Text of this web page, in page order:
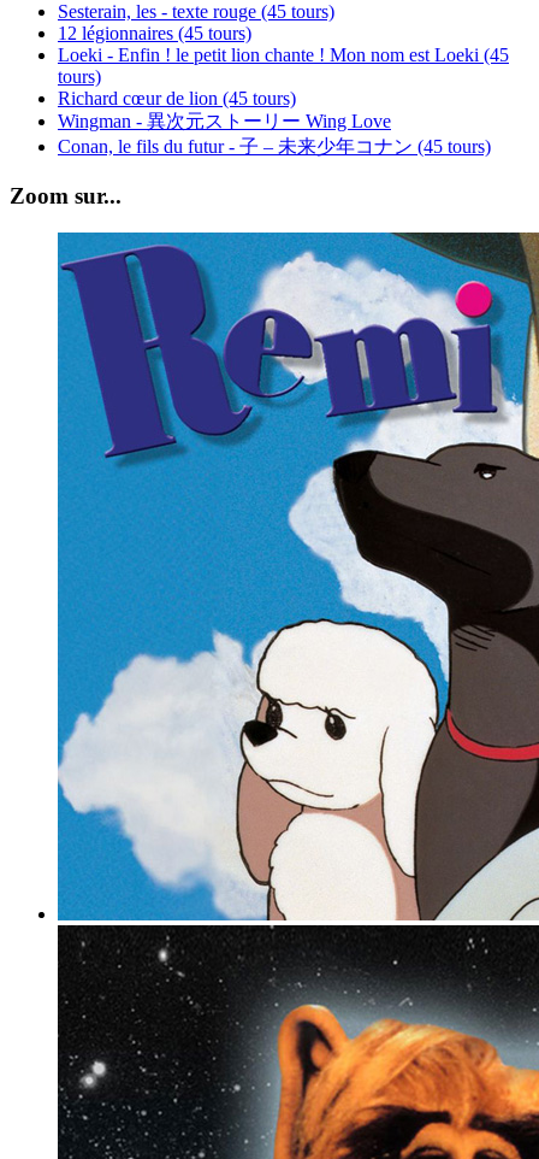
Sesterain, les - texte rouge (45 tours)
12 légionnaires (45 tours)
Loeki - Enfin ! le petit lion chante ! Mon nom est Loeki (45
tours)
Richard cœur de lion (45 tours)
Wingman - 異次元ストーリー Wing Love
Conan, le fils du futur - 子 – 未来少年コナン (45 tours)
Zoom sur...